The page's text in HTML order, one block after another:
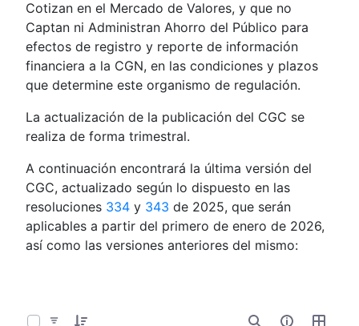
Cotizan en el Mercado de Valores, y que no
Captan ni Administran Ahorro del Público para
efectos de registro y reporte de información
financiera a la CGN, en las condiciones y plazos
que determine este organismo de regulación.
La actualización de la publicación del CGC se
realiza de forma trimestral.
A continuación encontrará la última versión del
CGC, actualizado según lo dispuesto en las
resoluciones 334 y 343 de 2025, que serán
aplicables a partir del primero de enero de 2026,
así como las versiones anteriores del mismo: